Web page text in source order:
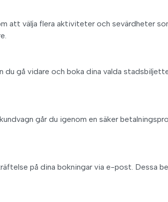
att välja flera aktiviteter och sevärdheter
du gå vidare och boka dina valda
går du igenom en säker
på dina bokningar via e-post. Dessa